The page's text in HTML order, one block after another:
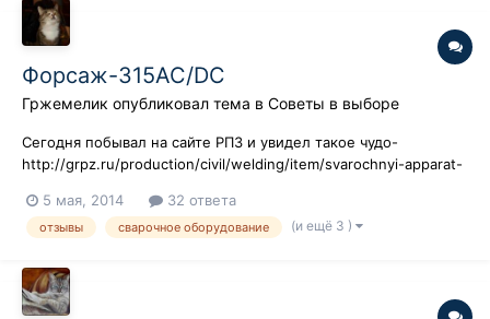
Форсаж-315AC/DC
Гржемелик опубликовал тема в Советы в выборе
Сегодня побывал на сайте РПЗ и увидел такое чудо-
http://grpz.ru/production/civil/welding/item/svarochnyi-apparat-
даже так еще спросил-Матерые "форсажисты" есть здесь?
5 мая, 2014 32 ответа
отзывы сварочное оборудование (и ещё 3 )